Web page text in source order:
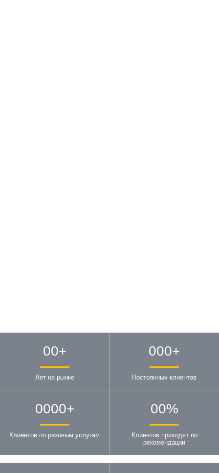
00+
Лет на рынке
000+
Постоянных клиентов
0000+
Клиентов по разовым услугам
00%
Клиентов приходят по
рекомендации